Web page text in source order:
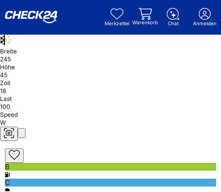
Merkzettel Warenkorb Chat Anmelden
Breite
245
Höhe
45
Zoll
18
Last
100
Speed
W
B
C